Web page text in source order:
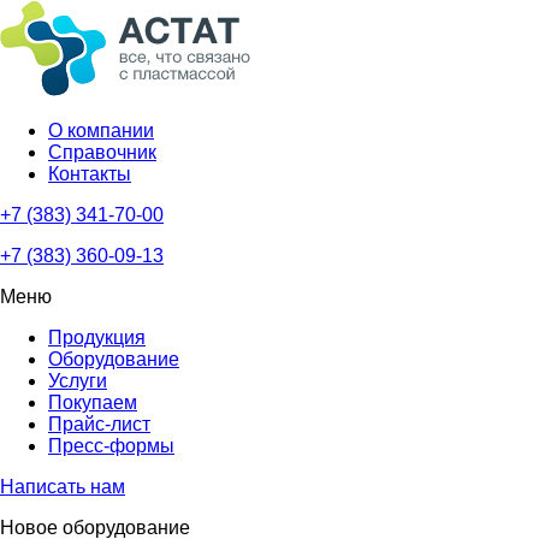
О компании
Справочник
Контакты
+7 (383) 341-70-00
+7 (383) 360-09-13
Меню
Продукция
Оборудование
Услуги
Покупаем
Прайс-лист
Пресс-формы
Написать нам
Новое оборудование